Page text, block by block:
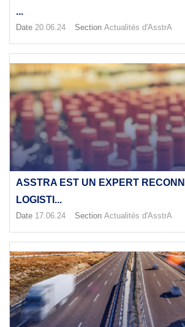
...
Date 20.06.24 Section Actualités d'AsstrA
ASSTRA EST UN EXPERT
LOGISTI...
Date 17.06.24 Section Actualités d'AsstrA